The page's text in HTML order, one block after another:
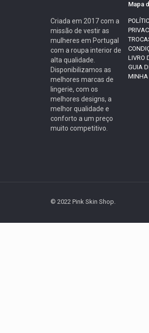
Criada em 2017 com a
missão de vestir as
mulheres em Portugal
com a roupa interior de
alta qualidade.
Disponibilizamos as
melhores marcas de
lingerie, com os
melhores designs, a
melhor qualidade e
conforto a um preço
muito competitivo.
Mapa
LIVRO
GUIA
MINHA
© 2022 Pink Skin Shop.